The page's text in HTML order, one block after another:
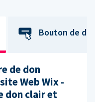
Bouton de
de don
Web Wix -
don clair et